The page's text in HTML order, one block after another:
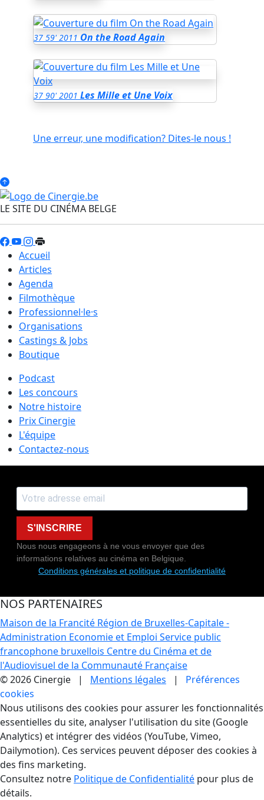
37 59' 2011 On the Road Again
37 90' 2001 Les Mille et Une Voix
Une erreur, une modification? Dites-le nous !
LE SITE DU CINÉMA BELGE
Accueil
Articles
Agenda
Filmothèque
Professionnel·le·s
Organisations
Castings & Jobs
Boutique
Podcast
Les concours
Notre histoire
Prix Cinergie
L'équipe
Contactez-nous
S'INSCRIRE
Nous nous engageons à ne vous envoyer que des
informations relatives au cinéma en Belgique.
Conditions générales et politique de confidentialité
NOS PARTENAIRES
Maison de la Francité Région de Bruxelles-Capitale -
Administration Economie et Emploi Service public
francophone bruxellois Centre du Cinéma et de
l'Audiovisuel de la Communauté Française
© 2026 Cinergie | Mentions légales | Préférences
cookies
Gestion des Cookies
Nous utilisons des cookies pour assurer les fonctionnalités
essentielles du site, analyser l'utilisation du site (Google
Analytics) et intégrer des vidéos (YouTube, Vimeo,
Dailymotion). Ces services peuvent déposer des cookies à
des fins marketing.
Consultez notre Politique de Confidentialité pour plus de
détails.